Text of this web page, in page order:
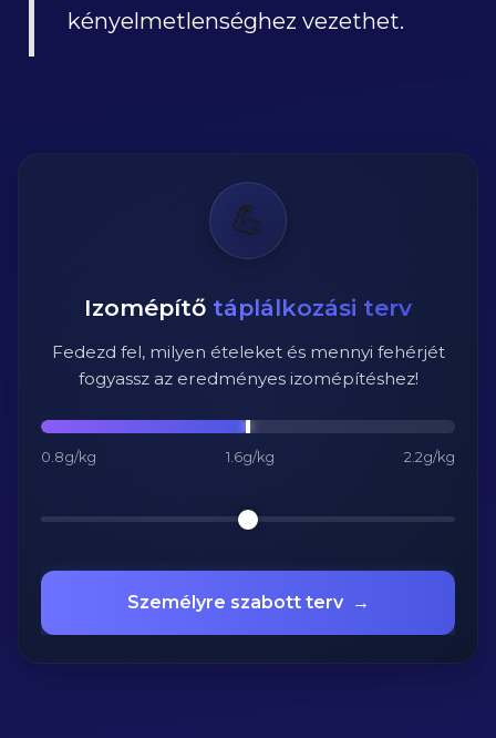
kényelmetlenséghez vezethet.
💪
Izomépítő táplálkozási terv
Fedezd fel, milyen ételeket és mennyi fehérjét
fogyassz az eredményes izomépítéshez!
0.8g/kg 1.6g/kg 2.2g/kg
Személyre szabott terv →